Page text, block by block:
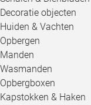
Decoratie objecten
Huiden & Vachten
Opbergen
Manden
Wasmanden
Opbergboxen
Kapstokken & Haken